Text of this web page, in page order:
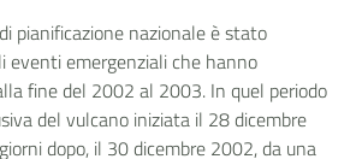
pianificazione nazionale è stato
eventi emergenziali che hanno
fine del 2002 al 2003. In quel periodo
del vulcano iniziata il 28 dicembre
dopo, il 30 dicembre 2002, da una